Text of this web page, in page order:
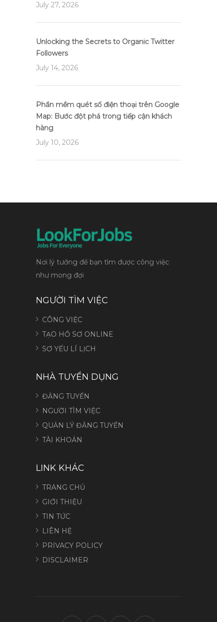
July 27, 2026
Unlocking the Secrets to Organic Twitter
Followers
July 14, 2026
Phần mềm quét số điện thoại trên Google
Map: Bước đột phá trong tiếp cận khách
hàng
July 10, 2026
Nơi lý tưởng để bạn tìm được công việc
như mong đợi
NGƯỜI TÌM VIỆC
CÔNG VIỆC
TẠO HỒ SƠ ONLINE
SƠ YẾU LÍ LỊCH
NHÀ TUYỂN DỤNG
ĐĂNG TUYỂN
NGƯỜI TÌM VIỆC
QUẢN LÝ ĐĂNG TUYỂN
TÀI KHOẢN
LINK KHÁC
TRANG CHỦ
GIỚI THIỆU
TIN TỨC
LIÊN HỆ
PRIVACY POLICY
DISCLAIMER